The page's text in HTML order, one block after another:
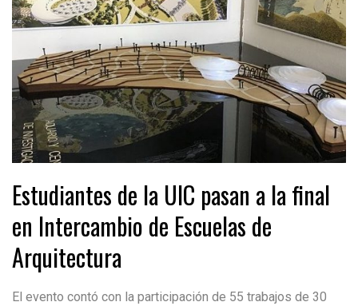
Estudiantes de la UIC pasan a la final
en Intercambio de Escuelas de
Arquitectura
El evento contó con la participación de 55 trabajos de 30